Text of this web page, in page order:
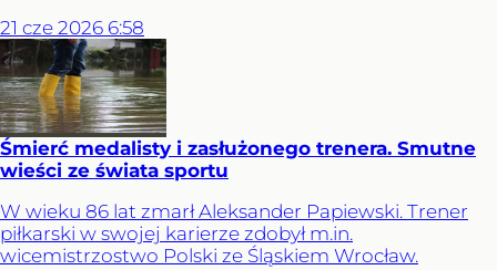
21 cze 2026 6:58
Śmierć medalisty i zasłużonego trenera. Smutne
wieści ze świata sportu
W wieku 86 lat zmarł Aleksander Papiewski. Trener
piłkarski w swojej karierze zdobył m.in.
wicemistrzostwo Polski ze Śląskiem Wrocław.